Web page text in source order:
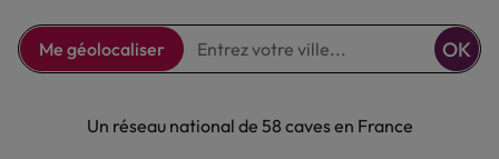
Me géolocaliser OK
Un réseau national de 58 caves en France